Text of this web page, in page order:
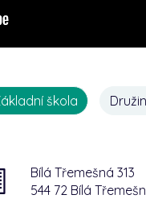
škola
Bílá Třemešná 313
544 72 Bílá